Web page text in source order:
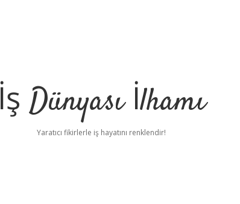
İş Dünyası İlhamı
Yaratıcı fikirlerle iş hayatını renklendir!